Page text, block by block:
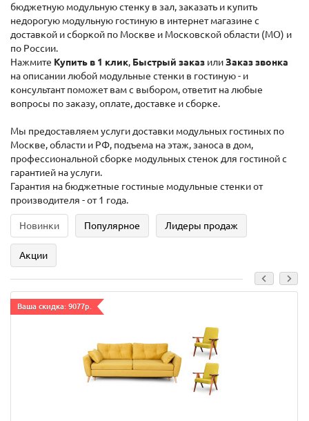
бюджетную модульную стенку в зал, заказать и купить
недорогую модульную гостиную в интернет магазине с
доставкой и сборкой по Москве и Московской области (МО) и
по России.
Нажмите Купить в 1 клик, Быстрый заказ илиЗаказ звонка
на описании любой модульные стенки в гостиную - и
консультант поможет вам с выбором, ответит на любые
вопросы по заказу, оплате, доставке и сборке.
Мы предоставляем услуги доставки модульных гостиных по
Москве, области и РФ, подъема на этаж, заноса в дом,
профессиональной сборке модульных стенок для гостиной с
гарантией на услуги.
Гарантия на бюджетные гостиные модульные стенки от
производителя - от 1 года.
Новинки Популярное Лидеры продаж
Акции
Ваша скидка: 9077р.